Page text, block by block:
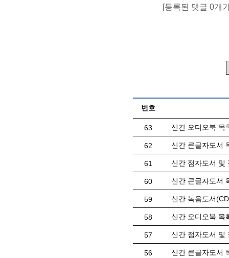
[등록된 댓글 0개
번호
63 신간 오디오북 목
62 신간 큰글자도서
61 신간 점자도서 및
60 신간 큰글자도서
59 신간 녹음도서
58 신간 오디오북 목
57 신간 점자도서 및
56 신간 큰글자도서